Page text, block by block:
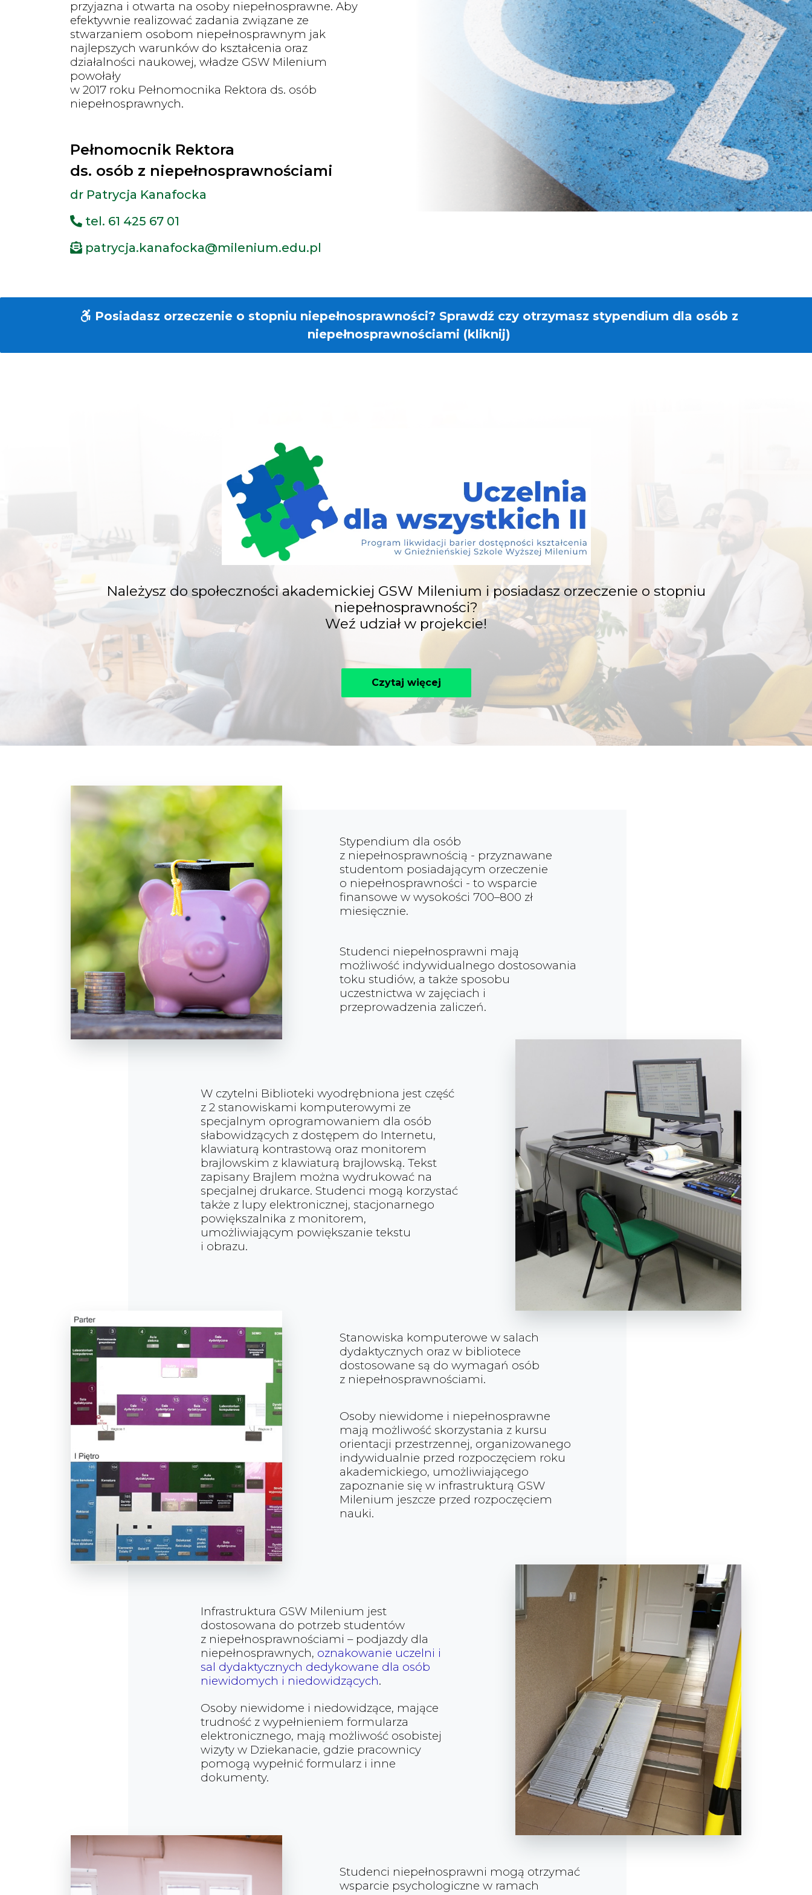
przyjazna i otwarta na osoby niepełnosprawne. Aby
efektywnie realizować zadania związane ze
stwarzaniem osobom niepełnosprawnym jak
najlepszych warunków do kształcenia oraz
działalności naukowej, władze GSW Milenium
powołały
w 2017 roku Pełnomocnika Rektora ds. osób
niepełnosprawnych.
Pełnomocnik Rektora
ds. osób z niepełnosprawnościami
dr Patrycja Kanafocka
tel. 61 425 67 01
patrycja.kanafocka@milenium.edu.pl
Posiadasz orzeczenie o stopniu niepełnosprawności? Sprawdź czy otrzymasz stypendium dla osób z
niepełnosprawnościami (kliknij)
Należysz do społeczności akademickiej GSW Milenium i posiadasz orzeczenie o stopniu
niepełnosprawności?
Weź udział w projekcie!
Czytaj więcej
Stypendium dla osób
z niepełnosprawnością - przyznawane
studentom posiadającym orzeczenie
o niepełnosprawności - to wsparcie
finansowe w wysokości 700–800 zł
miesięcznie.
Studenci niepełnosprawni mają
możliwość indywidualnego dostosowania
toku studiów, a także sposobu
uczestnictwa w zajęciach i
przeprowadzenia zaliczeń.
W czytelni Biblioteki wyodrębniona jest część
z 2 stanowiskami komputerowymi ze
specjalnym oprogramowaniem dla osób
słabowidzących z dostępem do Internetu,
klawiaturą kontrastową oraz monitorem
brajlowskim z klawiaturą brajlowską. Tekst
zapisany Brajlem można wydrukować na
specjalnej drukarce. Studenci mogą korzystać
także z lupy elektronicznej, stacjonarnego
powiększalnika z monitorem,
umożliwiającym powiększanie tekstu
i obrazu.
Stanowiska komputerowe w salach
dydaktycznych oraz w bibliotece
dostosowane są do wymagań osób
z niepełnosprawnościami.
Osoby niewidome i niepełnosprawne
mają możliwość skorzystania z kursu
orientacji przestrzennej, organizowanego
indywidualnie przed rozpoczęciem roku
akademickiego, umożliwiającego
zapoznanie się w infrastrukturą GSW
Milenium jeszcze przed rozpoczęciem
nauki.
Infrastruktura GSW Milenium jest
dostosowana do potrzeb studentów
z niepełnosprawnościami – podjazdy dla
niepełnosprawnych, oznakowanie uczelni i
sal dydaktycznych dedykowane dla osób
niewidomych i niedowidzących.
Osoby niewidome i niedowidzące, mające
trudność z wypełnieniem formularza
elektronicznego, mają możliwość osobistej
wizyty w Dziekanacie, gdzie pracownicy
pomogą wypełnić formularz i inne
dokumenty.
Studenci niepełnosprawni mogą otrzymać
wsparcie psychologiczne w ramach